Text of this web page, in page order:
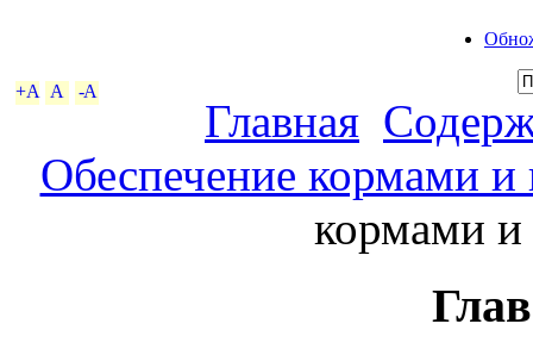
+A A -A
Главная
Обеспечение кормами и
кормами и